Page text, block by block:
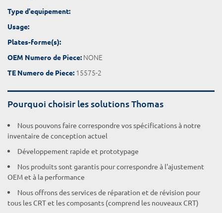
Type d'equipement:
Usage:
Plates-forme(s):
OEM Numero de Piece: NONE
TE Numero de Piece: 15575-2
Pourquoi choisir les solutions Thomas
Nous pouvons faire correspondre vos spécifications à notre
inventaire de conception actuel
Développement rapide et prototypage
Nos produits sont garantis pour correspondre à l'ajustement
OEM et à la performance
Nous offrons des services de réparation et de révision pour
tous les CRT et les composants (comprend les nouveaux CRT)